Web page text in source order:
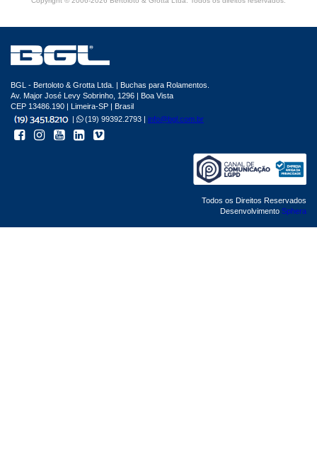
BGL - Bertoloto & Grotta Ltda. | Buchas para Rolamentos.
Av. Major José Levy Sobrinho, 1296 | Boa Vista
CEP 13486.190 | Limeira-SP | Brasil
|
(19) 99392.2793 | info@bgl.com.br
Todos os Direitos Reservados
Desenvolvimento Sphera